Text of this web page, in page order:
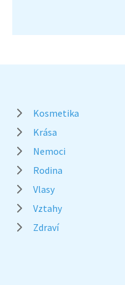
Kosmetika
Krása
Nemoci
Rodina
Vlasy
Vztahy
Zdraví